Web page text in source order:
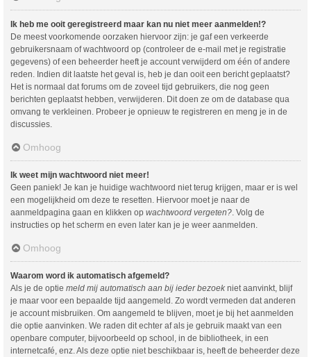
Ik heb me ooit geregistreerd maar kan nu niet meer aanmelden!?
De meest voorkomende oorzaken hiervoor zijn: je gaf een verkeerde
gebruikersnaam of wachtwoord op (controleer de e-mail met je registratie
gegevens) of een beheerder heeft je account verwijderd om één of andere
reden. Indien dit laatste het geval is, heb je dan ooit een bericht geplaatst?
Het is normaal dat forums om de zoveel tijd gebruikers, die nog geen
berichten geplaatst hebben, verwijderen. Dit doen ze om de database qua
omvang te verkleinen. Probeer je opnieuw te registreren en meng je in de
discussies.
Omhoog
Ik weet mijn wachtwoord niet meer!
Geen paniek! Je kan je huidige wachtwoord niet terug krijgen, maar er is wel
een mogelijkheid om deze te resetten. Hiervoor moet je naar de
aanmeldpagina gaan en klikken op wachtwoord vergeten? . Volg de
instructies op het scherm en even later kan je je weer aanmelden.
Omhoog
Waarom word ik automatisch afgemeld?
Als je de optie meld mij automatisch aan bij ieder bezoek niet aanvinkt, blijf
je maar voor een bepaalde tijd aangemeld. Zo wordt vermeden dat anderen
je account misbruiken. Om aangemeld te blijven, moet je bij het aanmelden
die optie aanvinken. We raden dit echter af als je gebruik maakt van een
openbare computer, bijvoorbeeld op school, in de bibliotheek, in een
internetcafé, enz. Als deze optie niet beschikbaar is, heeft de beheerder deze